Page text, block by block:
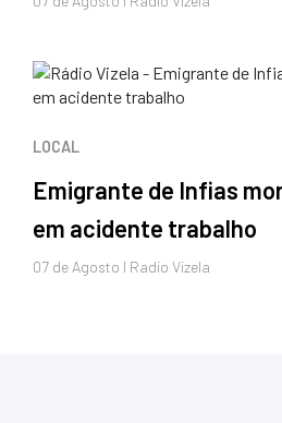
LOCAL
Emigrante de Infias
em acidente trabalho
07 de Agosto I Radio Vizela